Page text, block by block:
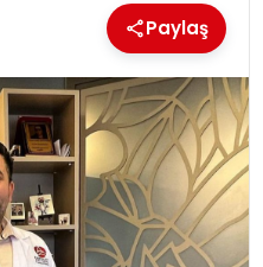
Paylaş